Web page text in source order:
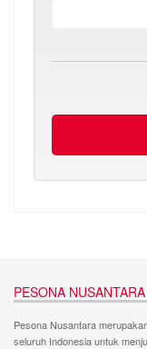
PESONA NUSANTARA
Pesona Nusantara
seluruh Indonesia untuk